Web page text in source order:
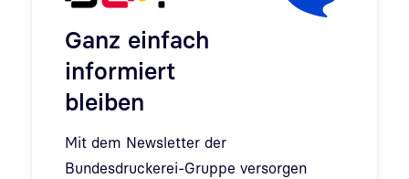
Ganz einfach
informiert
bleiben
Mit dem Newsletter der
Bundesdruckerei-Gruppe versorgen